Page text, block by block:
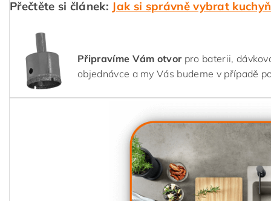
Přečtěte si článek: Jak si správně vybrat
Připravíme Vám otvorpro baterii,
objednávce a my Vás budeme v případě